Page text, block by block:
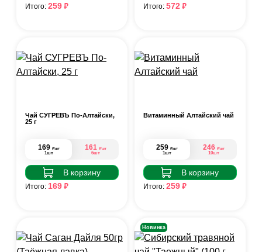
Итого: 259₽ Итого: 572 ₽
Чай СУГРЕВЪ По-Алтайски,
25 г
169 ₽/шт
1шт
161 ₽/шт
6шт
В корзину
Итого: 169₽
Витаминный Алтайский чай
259 ₽/шт
1шт
246 ₽/шт
10шт
В корзину
Итого: 259₽
Новинка